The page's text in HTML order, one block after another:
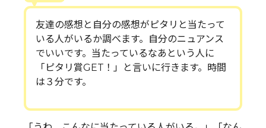
友達の感想と自分の感想がピタリと当たって
いる人がいるか調べます。自分のニュアンス
でいいです。当たっているなあという人に
「ピタリ賞GET！」と言いに行きます。時間
は３分です。